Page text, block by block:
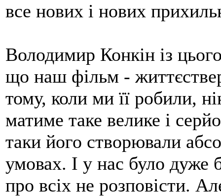
все нових і нових
Володимир Конкін із
що наш фільм -
тому, коли ми її робили,
матиме таке велике і
таки його створювали
умовах. І у нас було дуже
про всіх не розповісти.